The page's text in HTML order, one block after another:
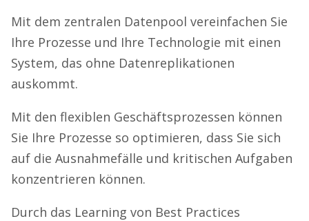
Mit dem zentralen Datenpool vereinfachen Sie
Ihre Prozesse und Ihre Technologie mit einen
System, das ohne Datenreplikationen
auskommt.
Mit den flexiblen Geschäftsprozessen können
Sie Ihre Prozesse so optimieren, dass Sie sich
auf die Ausnahmefälle und kritischen Aufgaben
konzentrieren können.
Durch das Learning von Best Practices